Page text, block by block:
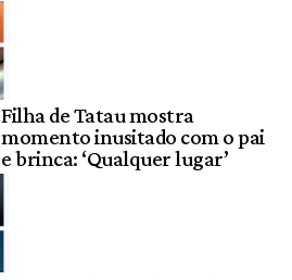
Filha de Tatau mostra
momento inusitado com o pai
e brinca: ‘Qualquer lugar’